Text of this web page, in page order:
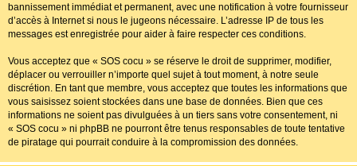
bannissement immédiat et permanent, avec une notification à votre fournisseur
d’accès à Internet si nous le jugeons nécessaire. L’adresse IP de tous les
messages est enregistrée pour aider à faire respecter ces conditions.
Vous acceptez que « SOS cocu » se réserve le droit de supprimer, modifier,
déplacer ou verrouiller n’importe quel sujet à tout moment, à notre seule
discrétion. En tant que membre, vous acceptez que toutes les informations que
vous saisissez soient stockées dans une base de données. Bien que ces
informations ne soient pas divulguées à un tiers sans votre consentement, ni
« SOS cocu » ni phpBB ne pourront être tenus responsables de toute tentative
de piratage qui pourrait conduire à la compromission des données.